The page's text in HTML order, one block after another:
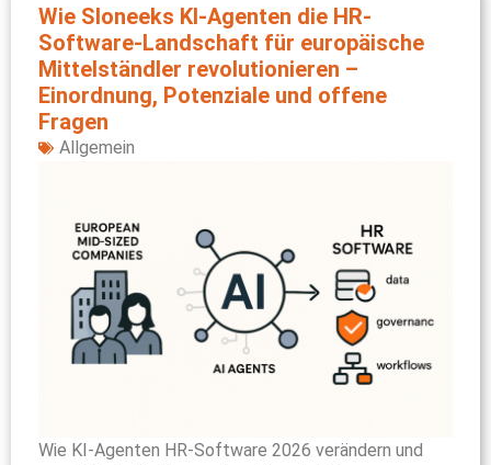
Wie Sloneeks KI-Agenten die HR-
Software-Landschaft für europäische
Mittelständler revolutionieren –
Einordnung, Potenziale und offene
Fragen
Allgemein
Wie KI-Agenten HR-Software 2026 verändern und